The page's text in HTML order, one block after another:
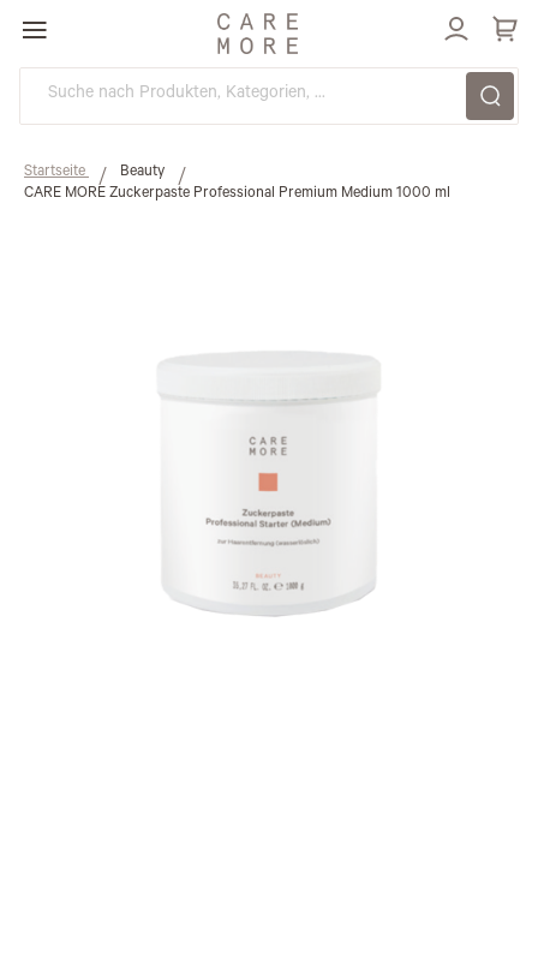
Direkt
zum
Inhalt
Startseite
Beauty
CARE MORE Zuckerpaste Professional Premium Medium 1000 ml